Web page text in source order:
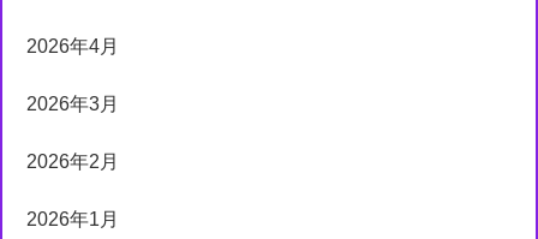
2026年4月
2026年3月
2026年2月
2026年1月